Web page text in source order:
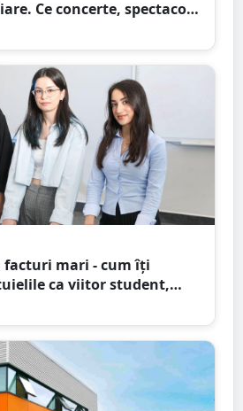
Ce concerte, spectacole
organizatorii
facturi mari - cum îți
ca viitor student,
cap